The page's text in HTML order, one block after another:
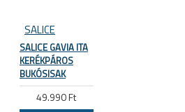
SALICE
SALICE GAVIA ITA
KERÉKPÁROS
BUKÓSISAK
49.990 Ft